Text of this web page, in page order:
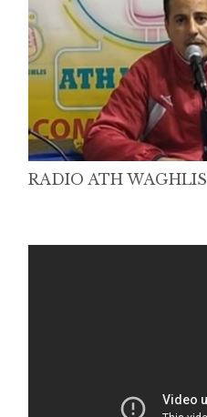
RADIO ATH WAGHLIS